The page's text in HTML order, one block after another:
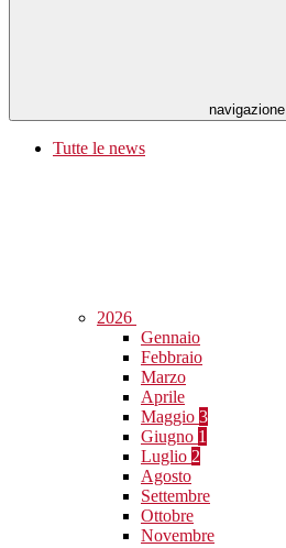
navigazione
Tutte le news
2026
Gennaio
Febbraio
Marzo
Aprile
Maggio 3
Giugno 1
Luglio 2
Agosto
Settembre
Ottobre
Novembre